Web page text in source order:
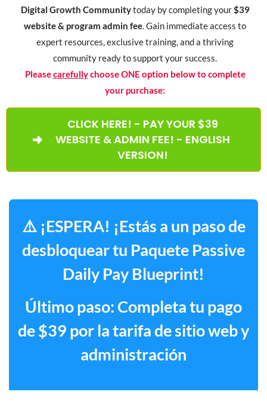
Digital Growth Communitytoday by completing your$39
website & program admin fee. Gain immediate access to
expert resources, exclusive training, and a thriving
community ready to support your success.
Pleasecarefullychoose ONE option below to complete
your purchase:
CLICK HERE! - PAY YOUR $39
WEBSITE & ADMIN FEE! - ENGLISH
VERSION!
⚠️ ¡ESPERA! ¡Estás a un paso de
desbloquear tu Paquete Passive
Daily Pay Blueprint!
Último paso: Completa tu pago
de $39 por la tarifa de sitio web y
administración